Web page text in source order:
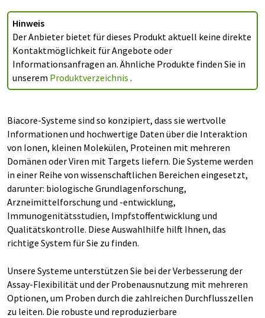
Hinweis
Der Anbieter bietet für dieses Produkt aktuell keine direkte
Kontaktmöglichkeit für Angebote oder
Informationsanfragen an. Ähnliche Produkte finden Sie in
unserem Produktverzeichnis .
Biacore-Systeme sind so konzipiert, dass sie wertvolle
Informationen und hochwertige Daten über die Interaktion
von Ionen, kleinen Molekülen, Proteinen mit mehreren
Domänen oder Viren mit Targets liefern. Die Systeme werden
in einer Reihe von wissenschaftlichen Bereichen eingesetzt,
darunter: biologische Grundlagenforschung,
Arzneimittelforschung und -entwicklung,
Immunogenitätsstudien, Impfstoffentwicklung und
Qualitätskontrolle. Diese Auswahlhilfe hilft Ihnen, das
richtige System für Sie zu finden.
Unsere Systeme unterstützen Sie bei der Verbesserung der
Assay-Flexibilität und der Probenausnutzung mit mehreren
Optionen, um Proben durch die zahlreichen Durchflusszellen
zu leiten. Die robuste und reproduzierbare